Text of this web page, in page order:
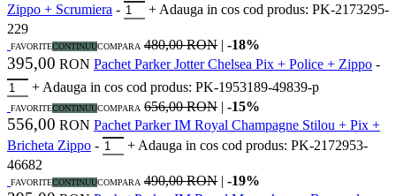
Zippo + Scrumiera - + Adauga in cos cod produs: PK-2173295-
229
FAVORITECONTINUUCOMPARA 480,00 RON | -18%
395,00 RON Pachet Parker Jotter Chelsea Pix + Police + Zippo -
+ Adauga in cos cod produs: PK-1953189-49839-p
FAVORITECONTINUUCOMPARA 656,00 RON | -15%
556,00 RON Pachet Parker IM Royal Champagne Stilou + Pix +
Bricheta Zippo - + Adauga in cos cod produs: PK-2172953-
46682
FAVORITECONTINUUCOMPARA 490,00 RON | -19%